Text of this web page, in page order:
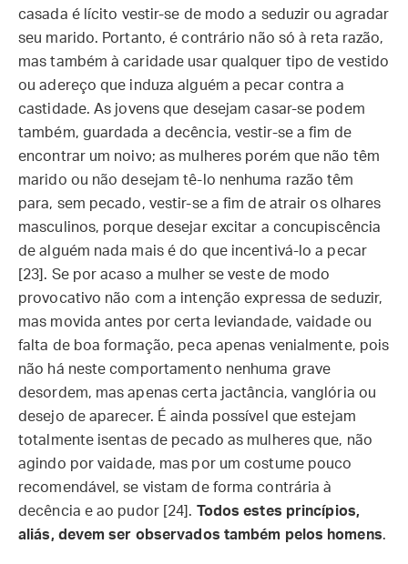
casada é lícito vestir-se de modo a seduzir ou agradar
seu marido. Portanto, é contrário não só à reta razão,
mas também à caridade usar qualquer tipo de vestido
ou adereço que induza alguém a pecar contra a
castidade. As jovens que desejam casar-se podem
também, guardada a decência, vestir-se a fim de
encontrar um noivo; as mulheres porém que não têm
marido ou não desejam tê-lo nenhuma razão têm
para, sem pecado, vestir-se a fim de atrair os olhares
masculinos, porque desejar excitar a concupiscência
de alguém nada mais é do que incentivá-lo a pecar
[23]. Se por acaso a mulher se veste de modo
provocativo não com a intenção expressa de seduzir,
mas movida antes por certa leviandade, vaidade ou
falta de boa formação, peca apenas venialmente, pois
não há neste comportamento nenhuma grave
desordem, mas apenas certa jactância, vanglória ou
desejo de aparecer. É ainda possível que estejam
totalmente isentas de pecado as mulheres que, não
agindo por vaidade, mas por um costume pouco
recomendável, se vistam de forma contrária à
decência e ao pudor [24]. Todos estes princípios,
aliás, devem ser observados também pelos homens.